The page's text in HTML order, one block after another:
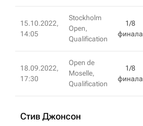
15.10.2022,
14:05
Stockholm
Open,
Qualification
1/8
финала
18.09.2022,
17:30
Open de
Moselle,
Qualification
1/8
финала
Стив Джонсон